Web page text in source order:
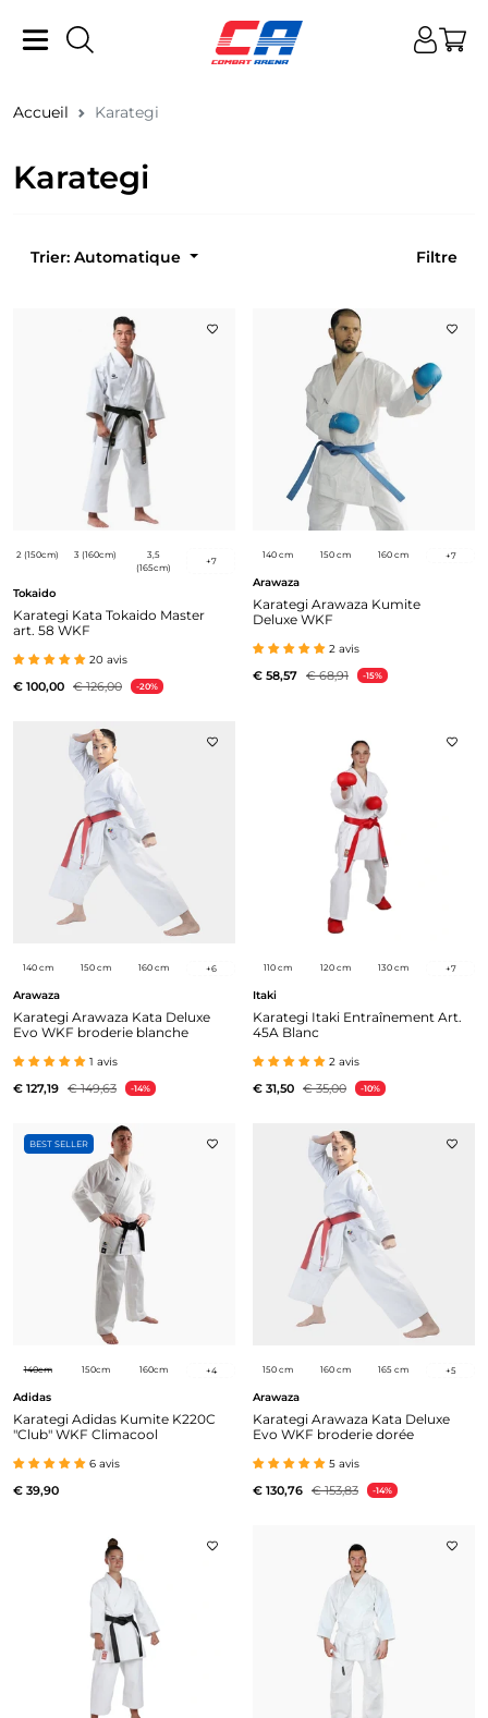
Accueil Karategi
Karategi
Trier: Automatique Filtre
2 (150cm) 3 (160cm)
3,5
(165cm)
+7
Tokaido
Karategi Kata Tokaido Master
art. 58 WKF
20 avis
€ 100,00 € 126,00 -20%
140 cm 150 cm 160 cm +7
Arawaza
Karategi Arawaza Kumite
Deluxe WKF
2 avis
€ 58,57 € 68,91 -15%
140 cm 150 cm 160 cm +6
Arawaza
Karategi Arawaza Kata Deluxe
Evo WKF broderie blanche
1 avis
€ 127,19 € 149,63 -14%
110 cm 120 cm 130 cm +7
Itaki
Karategi Itaki Entraînement Art.
45A Blanc
2 avis
€ 31,50 € 35,00 -10%
BEST SELLER
140cm 150cm 160cm +4
Adidas
Karategi Adidas Kumite K220C
"Club" WKF Climacool
6 avis
€ 39,90
150 cm 160 cm 165 cm +5
Arawaza
Karategi Arawaza Kata Deluxe
Evo WKF broderie dorée
5 avis
€ 130,76 € 153,83 -14%